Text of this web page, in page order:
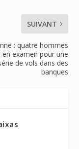
SUIVANT
: quatre hommes
en examen pour une
de vols dans des
banques